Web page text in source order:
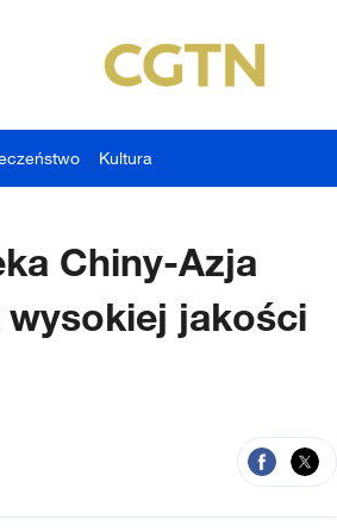
Kultura
Chiny-Azja
wysokiej jakości